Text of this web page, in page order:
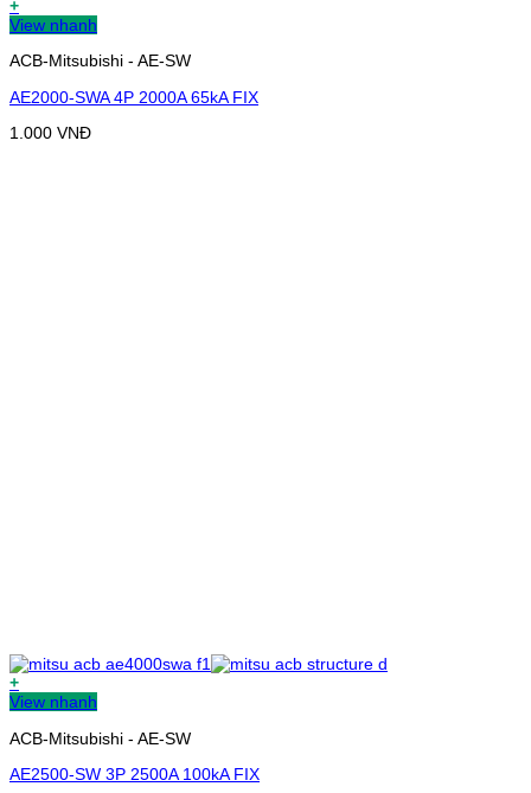
+
View nhanh
ACB-Mitsubishi - AE-SW
AE2000-SWA 4P 2000A 65kA FIX
1.000 VNĐ
+
View nhanh
ACB-Mitsubishi - AE-SW
AE2500-SW 3P 2500A 100kA FIX